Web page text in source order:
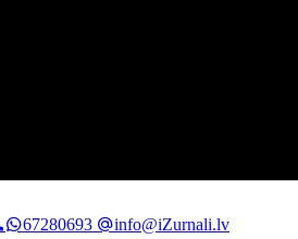
67280693
info@iZurnali.lv